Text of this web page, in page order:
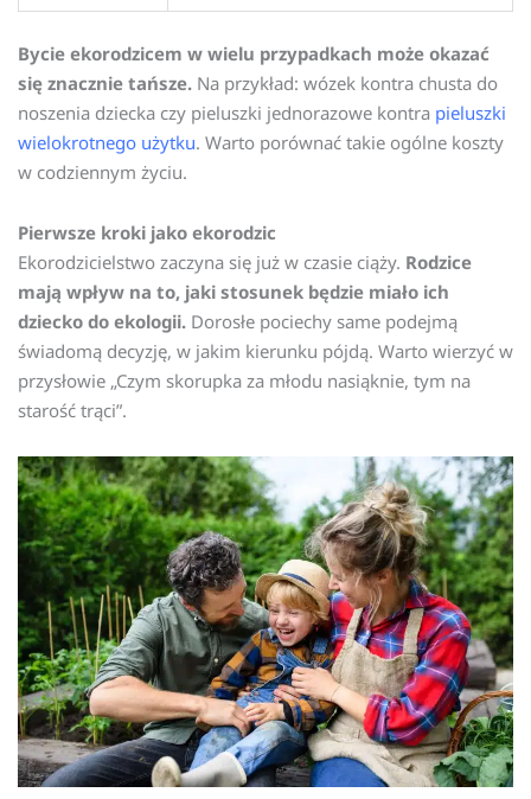
Bycie ekorodzicem w wielu przypadkach może okazać
się znacznie tańsze. Na przykład: wózek kontra chusta do
noszenia dziecka czy pieluszki jednorazowe kontra pieluszki
wielokrotnego użytku. Warto porównać takie ogólne koszty
w codziennym życiu.
Pierwsze kroki jako ekorodzic
Ekorodzicielstwo zaczyna się już w czasie ciąży. Rodzice
mają wpływ na to, jaki stosunek będzie miało ich
dziecko do ekologii. Dorosłe pociechy same podejmą
świadomą decyzję, w jakim kierunku pójdą. Warto wierzyć w
przysłowie „Czym skorupka za młodu nasiąknie, tym na
starość trąci”.